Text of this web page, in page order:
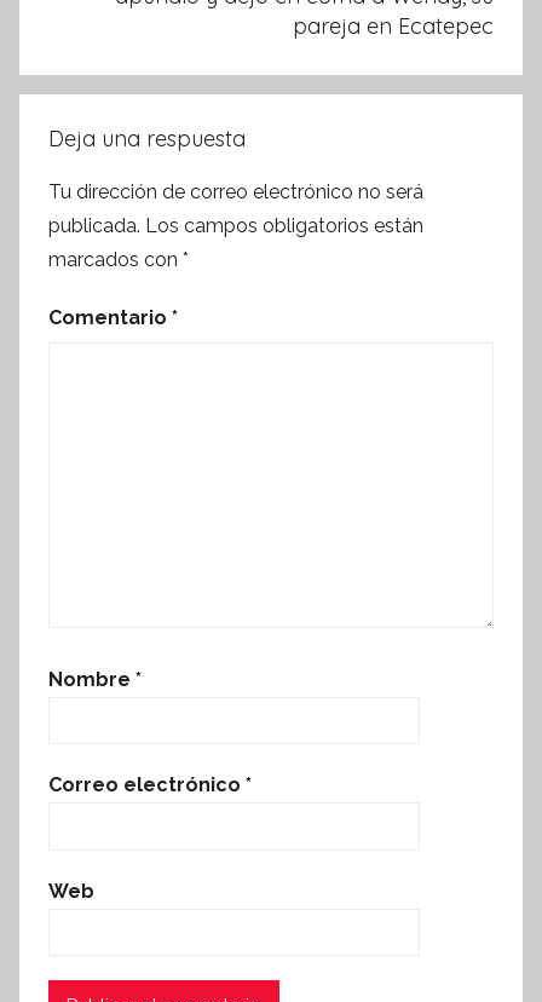
pareja en Ecatepec
Deja una respuesta
Tu dirección de correo electrónico no será
publicada. Los campos obligatorios están
marcados con *
Comentario *
Nombre *
Correo electrónico *
Web